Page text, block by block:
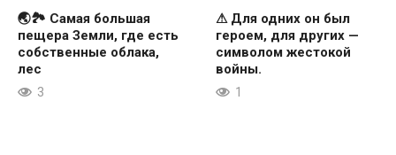
🌏🏞 Самая большая
пещера Земли, где есть
собственные облака,
лес
3
⚠ Для одних он был
героем, для других —
символом жестокой
войны.
1